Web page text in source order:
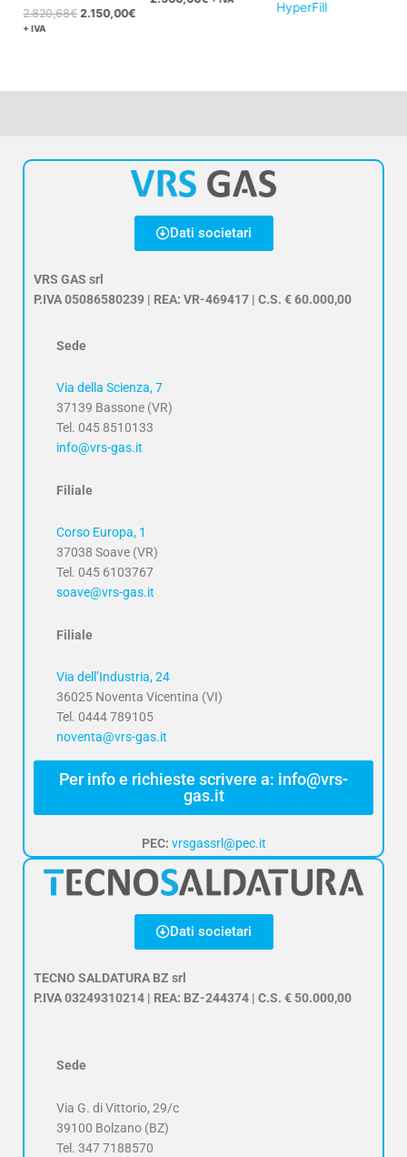
2.820,68€ 2.150,00€
+ IVA
HyperFill
Dati societari
VRS GAS srl
P.IVA 05086580239 | REA: VR-469417 | C.S. € 60.000,00
Sede
Via della Scienza, 7
37139 Bassone (VR)
Tel. 045 8510133
info@vrs-gas.it
Filiale
Corso Europa, 1
37038 Soave (VR)
Tel. 045 6103767
soave@vrs-gas.it
Filiale
Via dell’Industria, 24
36025 Noventa Vicentina (VI)
Tel. 0444 789105
noventa@vrs-gas.it
Per info e richieste scrivere a: info@vrs-
gas.it
PEC: vrsgassrl@pec.it
Dati societari
TECNO SALDATURA BZ srl
P.IVA 03249310214 | REA: BZ-244374 | C.S. € 50.000,00
Sede
Via G. di Vittorio, 29/c
39100 Bolzano (BZ)
Tel. 347 7188570